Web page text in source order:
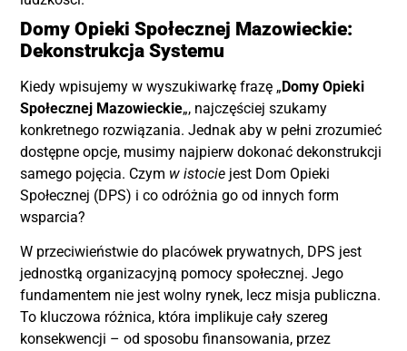
Domy Opieki Społecznej Mazowieckie:
Dekonstrukcja Systemu
Kiedy wpisujemy w wyszukiwarkę frazę „Domy Opieki
Społecznej Mazowieckie„, najczęściej szukamy
konkretnego rozwiązania. Jednak aby w pełni zrozumieć
dostępne opcje, musimy najpierw dokonać dekonstrukcji
samego pojęcia. Czym w istocie jest Dom Opieki
Społecznej (DPS) i co odróżnia go od innych form
wsparcia?
W przeciwieństwie do placówek prywatnych, DPS jest
jednostką organizacyjną pomocy społecznej. Jego
fundamentem nie jest wolny rynek, lecz misja publiczna.
To kluczowa różnica, która implikuje cały szereg
konsekwencji – od sposobu finansowania, przez